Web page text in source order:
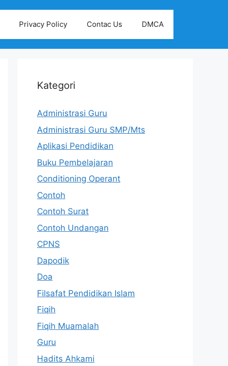
Privacy Policy Contac Us DMCA
Kategori
Administrasi Guru
Administrasi Guru SMP/Mts
Aplikasi Pendidikan
Buku Pembelajaran
Conditioning Operant
Contoh
Contoh Surat
Contoh Undangan
CPNS
Dapodik
Doa
Filsafat Pendidikan Islam
Fiqih
Fiqih Muamalah
Guru
Hadits Ahkami